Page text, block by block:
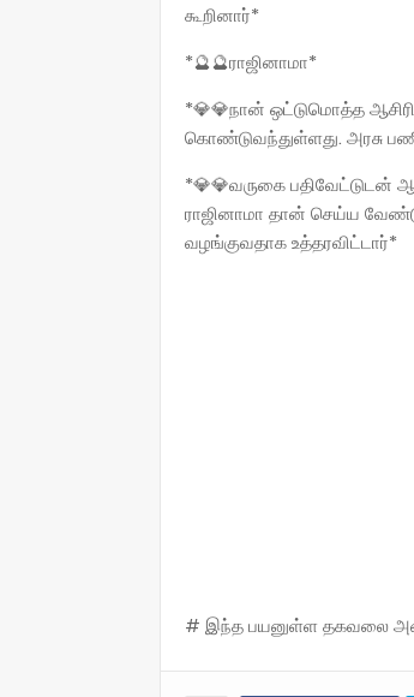
கூறினார்*
*🔮🔮ராஜினாமா*
*💎💎நான் ஒட்டுமொத்த
கொண்டுவந்துள்ளது. அரசு
*💎💎வருகை
ராஜினாமா தான் செய்ய
வழங்குவதாக உத்தரவிட்டார்*
# இந்த பயனுள்ள தகவலை